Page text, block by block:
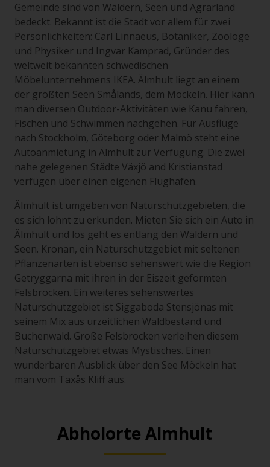
Gemeinde sind von Wäldern, Seen und Agrarland
bedeckt. Bekannt ist die Stadt vor allem für zwei
Persönlichkeiten: Carl Linnaeus, Botaniker, Zoologe
und Physiker und Ingvar Kamprad, Gründer des
weltweit bekannten schwedischen
Möbelunternehmens IKEA. Älmhult liegt an einem
der größten Seen Smålands, dem Möckeln. Hier kann
man diversen Outdoor-Aktivitäten wie Kanu fahren,
Fischen und Schwimmen nachgehen. Für Ausflüge
nach Stockholm, Göteborg oder Malmö steht eine
Autoanmietung in Älmhult zur Verfügung. Die zwei
nahe gelegenen Städte Växjö and Kristianstad
verfügen über einen eigenen Flughafen.
Älmhult ist umgeben von Naturschutzgebieten, die
es sich lohnt zu erkunden. Mieten Sie sich ein Auto in
Älmhult und los geht es entlang den Wäldern und
Seen. Kronan, ein Naturschutzgebiet mit seltenen
Pflanzenarten ist ebenso sehenswert wie die Region
Getryggarna mit ihren in der Eiszeit geformten
Felsbrocken. Ein weiteres sehenswertes
Naturschutzgebiet ist Siggaboda Stensjönas mit
seinem Mix aus urzeitlichen Waldbestand und
Buchenwald. Große Felsbrocken verleihen diesem
Naturschutzgebiet etwas Mystisches. Einen
wunderbaren Ausblick über den See Möckeln hat
man vom Taxås Kliff aus.
Abholorte Almhult